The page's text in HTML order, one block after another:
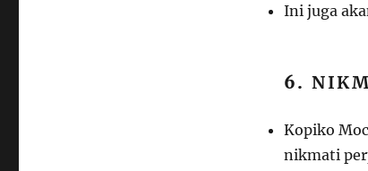
Ini juga
6.
Kopiko
nikmati